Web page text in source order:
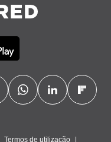
Termos de utilização